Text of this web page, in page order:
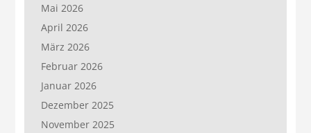
Mai 2026
April 2026
März 2026
Februar 2026
Januar 2026
Dezember 2025
November 2025